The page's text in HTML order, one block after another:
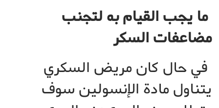
ما يجب القيام به لتجنب
مضاعفات السكر
في حال كان مريض السكري
يتناول مادة الإنسولين سوف